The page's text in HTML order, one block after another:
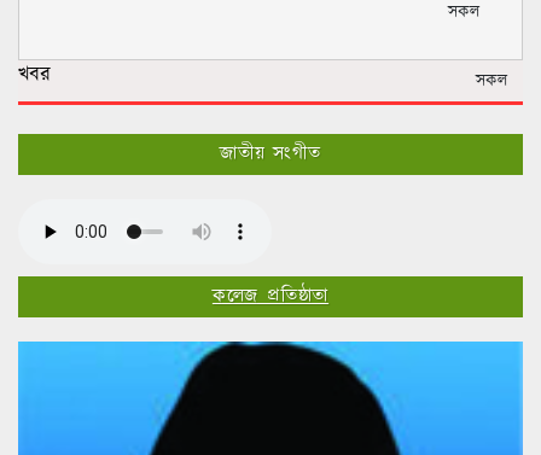
সকল
খবর সকল
জাতীয় সংগীত
কলেজ প্রতিষ্ঠাতা